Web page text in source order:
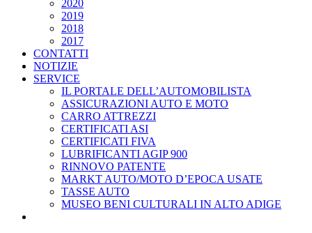
2020
2019
2018
2017
CONTATTI
NOTIZIE
SERVICE
IL PORTALE DELL’AUTOMOBILISTA
ASSICURAZIONI AUTO E MOTO
CARRO ATTREZZI
CERTIFICATI ASI
CERTIFICATI FIVA
LUBRIFICANTI AGIP 900
RINNOVO PATENTE
MARKT AUTO/MOTO D’EPOCA USATE
TASSE AUTO
MUSEO BENI CULTURALI IN ALTO ADIGE